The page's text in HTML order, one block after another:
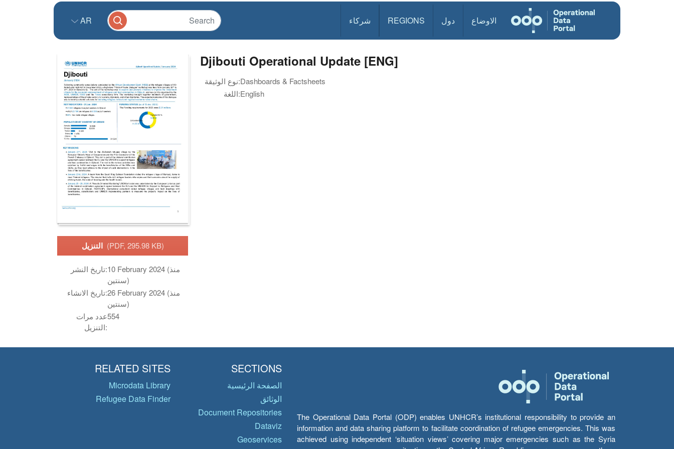
الاوضاع دول REGIONS شركاء AR
التنزيل (PDF, 295.98 KB)
تاريخ النشر:10 February 2024 (منذ
سنتين)
تاريخ الانشاء:26 February 2024 (منذ
سنتين)
عدد مرات
التنزيل:
554
Djibouti Operational Update [ENG]
نوع الوثيقة:Dashboards & Factsheets
اللغة:English
The Operational Data Portal (ODP) enables UNHCR’s institutional responsibility to provide an
information and data sharing platform to facilitate coordination of refugee emergencies. This was
achieved using independent ‘situation views’ covering major emergencies such as the Syria
SECTIONS
الصفحة الرئيسية
الوثائق
Document Repositories
Dataviz
Geoservices
RELATED SITES
Microdata Library
Refugee Data Finder